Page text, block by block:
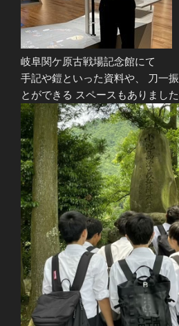
岐阜関ケ原古戦場記念館にて
手記や鎧といった資料や、 刀一
とができる スペースもありました